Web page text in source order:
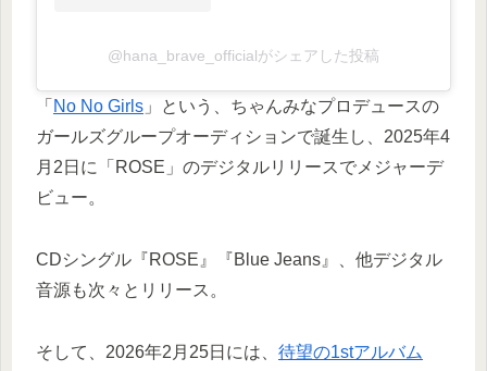
@hana_brave_officialがシェアした投稿
「 No No Girls 」という、ちゃんみなプロデュースの
ガールズグループオーディションで誕生し、2025年4
月2日に「ROSE」のデジタルリリースでメジャーデ
ビュー。
CDシングル『ROSE』『Blue Jeans』、他デジタル
音源も次々とリリース。
そして、2026年2月25日には、 待望の1stアルバム